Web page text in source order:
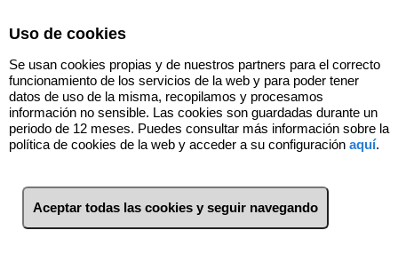
InmoVITORIA - STORE
Uso de cookies
Se usan cookies propias y de nuestros partners para el correcto
funcionamiento de los servicios de la web y para poder tener
datos de uso de la misma, recopilamos y procesamos
información no sensible. Las cookies son guardadas durante un
periodo de 12 meses. Puedes consultar más información sobre la
política de cookies de la web y acceder a su configuración aquí.
Aceptar todas las cookies y seguir navegando